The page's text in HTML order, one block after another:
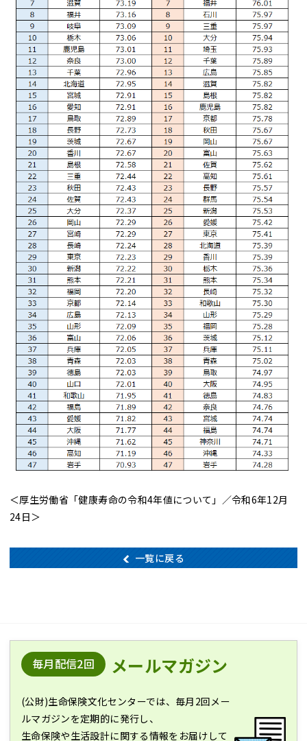
＜厚生労働省「健康寿命の令和4年値について」／令和6年12月
24日＞
一覧に戻る
毎月配信2回 メールマガジン
(公財)生命保険文化センターでは、毎月2回メー
ルマガジンを定期的に発行し、
生命保険や生活設計に関する情報をお届けして